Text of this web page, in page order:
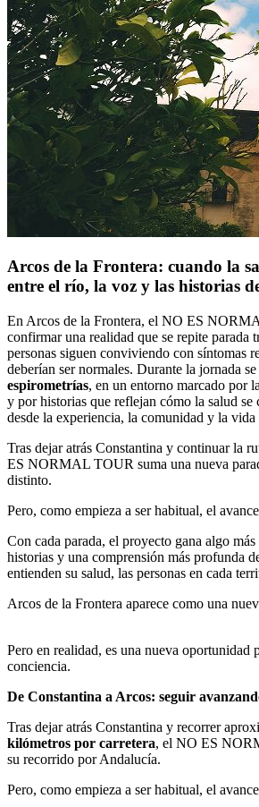
Arcos de la Frontera: cuando la
entre el río, la voz y las historias
En Arcos de la Frontera, el NO ES
confirmar una realidad que se repite parada
personas siguen conviviendo con síntomas
deberían ser normales. Durante la jornada
espirometrías, en un entorno marcado por
y por historias que reflejan cómo la salud se
desde la experiencia, la comunidad y la vida
Tras dejar atrás Constantina y continuar la
ES NORMAL TOUR suma una nueva
distinto.
Pero, como empieza a ser habitual, el
Con cada parada, el proyecto gana algo
historias y una comprensión más profunda
entienden su salud, las personas en cada
Arcos de la Frontera aparece como una
Pero en realidad, es una nueva oportunidad
conciencia.
De Constantina a Arcos: seguir
Tras dejar atrás Constantina y recorrer
kilómetros por carretera, el NO ES
su recorrido por Andalucía.
Pero, como empieza a ser habitual, el